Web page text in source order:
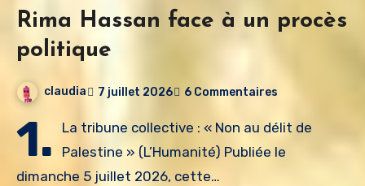
Rima Hassan face à un procès
politique
claudia 7 juillet 2026 6 Commentaires
1.
La tribune collective : « Non au délit de
Palestine » (L’Humanité) Publiée le
dimanche 5 juillet 2026, cette…